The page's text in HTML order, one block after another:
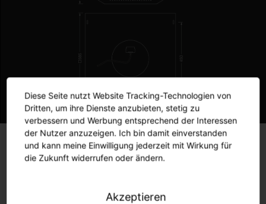
Kenndaten
4x TC-LEL-UV 60/95W
Diese Seite nutzt Website Tracking-Technologien von
Dritten, um ihre Dienste anzubieten, stetig zu
verbessern und Werbung entsprechend der Interessen
der Nutzer anzuzeigen. Ich bin damit einverstanden
und kann meine Einwilligung jederzeit mit Wirkung für
die Zukunft widerrufen oder ändern.
Akzeptieren